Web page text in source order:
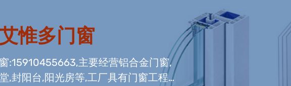
惟多门窗
:15910455663,主要经营铝合金门窗,
,封阳台,阳光房等,工厂具有门窗工程